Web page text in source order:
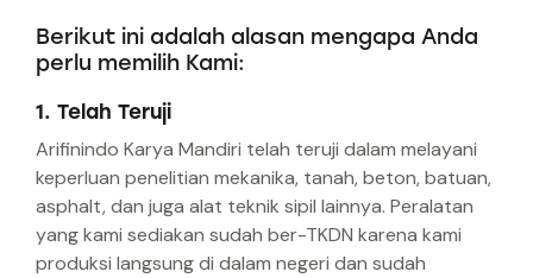
Berikut ini adalah alasan mengapa Anda
perlu memilih Kami:
1. Telah Teruji
Arifinindo Karya Mandiri telah teruji dalam melayani
keperluan penelitian mekanika, tanah, beton, batuan,
asphalt, dan juga alat teknik sipil lainnya. Peralatan
yang kami sediakan sudah ber-TKDN karena kami
produksi langsung di dalam negeri dan sudah